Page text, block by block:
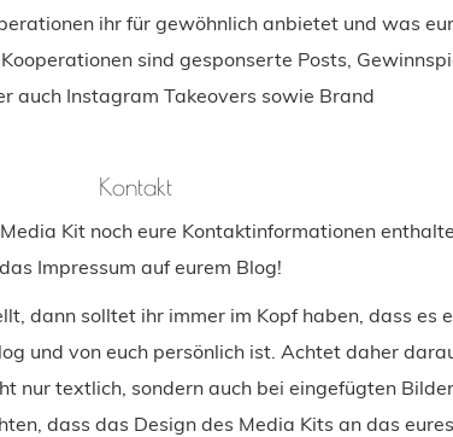
ihr für gewöhnlich anbietet und was
sind gesponserte Posts,
auch Instagram Takeovers sowie Brand
Kontakt
Kit noch eure Kontaktinformationen
Impressum auf eurem Blog!
dann solltet ihr immer im Kopf haben, dass es
und von euch persönlich ist. Achtet daher
nur textlich, sondern auch bei eingefügten
dass das Design des Media Kits an das